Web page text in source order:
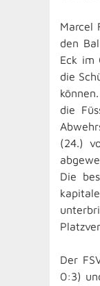
Marcel
den
Eck im
die
die
(24.)
Die
Der
0:3)